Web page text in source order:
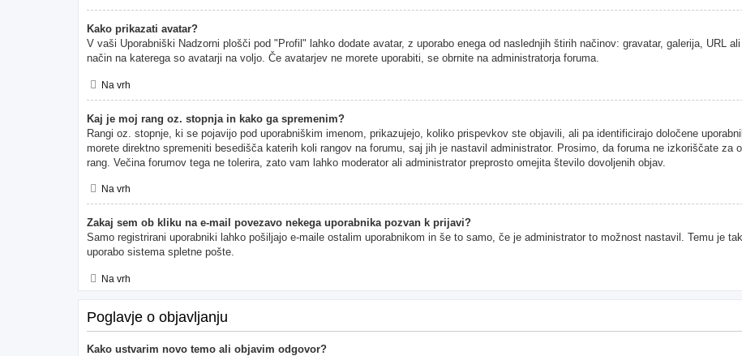
Kako prikazati avatar?
V vaši Uporabniški Nadzorni plošči pod "Profil" lahko dodate avatar, z uporabo enega od naslednjih štirih načinov: gravatar, galerija, URL
način na katerega so avatarji na voljo. Če avatarjev ne morete uporabiti, se obrnite na administratorja foruma.
Na vrh
Kaj je moj rang oz. stopnja in kako ga spremenim?
Rangi oz. stopnje, ki se pojavijo pod uporabniškim imenom, prikazujejo, koliko prispevkov ste objavili, ali pa identificirajo določene
morete direktno spremeniti besedišča katerih koli rangov na forumu, saj jih je nastavil administrator. Prosimo, da foruma ne izkoriščate za
rang. Večina forumov tega ne tolerira, zato vam lahko moderator ali administrator preprosto omejita število dovoljenih objav.
Na vrh
Zakaj sem ob kliku na e-mail povezavo nekega uporabnika pozvan k prijavi?
Samo registrirani uporabniki lahko pošiljajo e-maile ostalim uporabnikom in še to samo, če je administrator to možnost nastavil. Temu je
uporabo sistema spletne pošte.
Na vrh
Poglavje o objavljanju
Kako ustvarim novo temo ali objavim odgovor?